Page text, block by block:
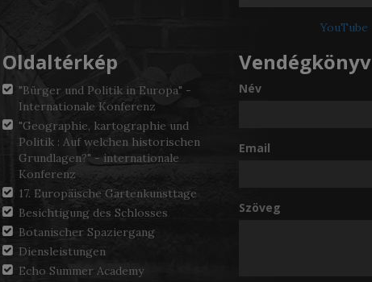
YouTube
Oldaltérkép
"Bürger und Politik in Europa" -
Internationale Konferenz
"Geographie, kartographie und
Politik : Auf welchen historischen
Grundlagen?" - internationale
Konferenz
17. Europäische Gartenkunsttage
Besichtigung des Schlosses
Botanischer Spaziergang
Diensleistungen
Echo Summer Academy
Vendégkönyv
Név
Email
Szöveg